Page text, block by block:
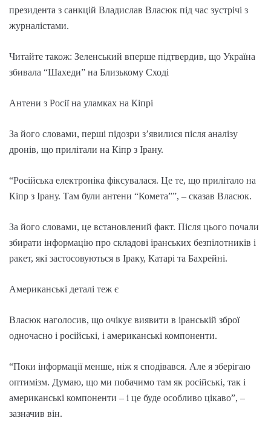
президента з санкцій Владислав Власюк під час зустрічі з
журналістами.
Читайте також: Зеленський вперше підтвердив, що Україна
збивала “Шахеди” на Близькому Сході
Антени з Росії на уламках на Кіпрі
За його словами, перші підозри з’явилися після аналізу
дронів, що прилітали на Кіпр з Ірану.
“Російська електроніка фіксувалася. Це те, що прилітало на
Кіпр з Ірану. Там були антени “Комета””, – сказав Власюк.
За його словами, це встановлений факт. Після цього почали
збирати інформацію про складові іранських безпілотників і
ракет, які застосовуються в Іраку, Катарі та Бахрейні.
Американські деталі теж є
Власюк наголосив, що очікує виявити в іранській зброї
одночасно і російські, і американські компоненти.
“Поки інформації менше, ніж я сподівався. Але я зберігаю
оптимізм. Думаю, що ми побачимо там як російські, так і
американські компоненти – і це буде особливо цікаво”, –
зазначив він.